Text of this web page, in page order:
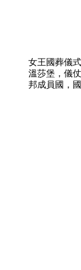
女王國葬儀
溫莎堡，儀
邦成員國，